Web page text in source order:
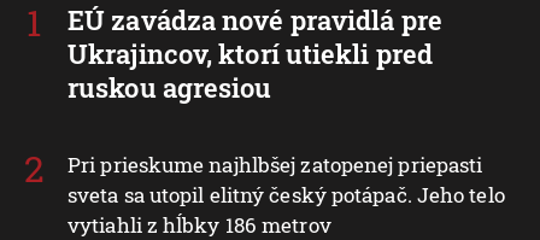
EÚ zavádza nové pravidlá pre
Ukrajincov, ktorí utiekli pred
ruskou agresiou
Pri prieskume najhlbšej zatopenej priepasti
sveta sa utopil elitný český potápač. Jeho telo
vytiahli z hĺbky 186 metrov